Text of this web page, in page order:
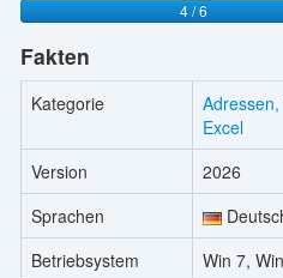
4 / 6
Fakten
Kategorie
Excel
Version
2026
Sprachen
Betriebsystem
Win 7,